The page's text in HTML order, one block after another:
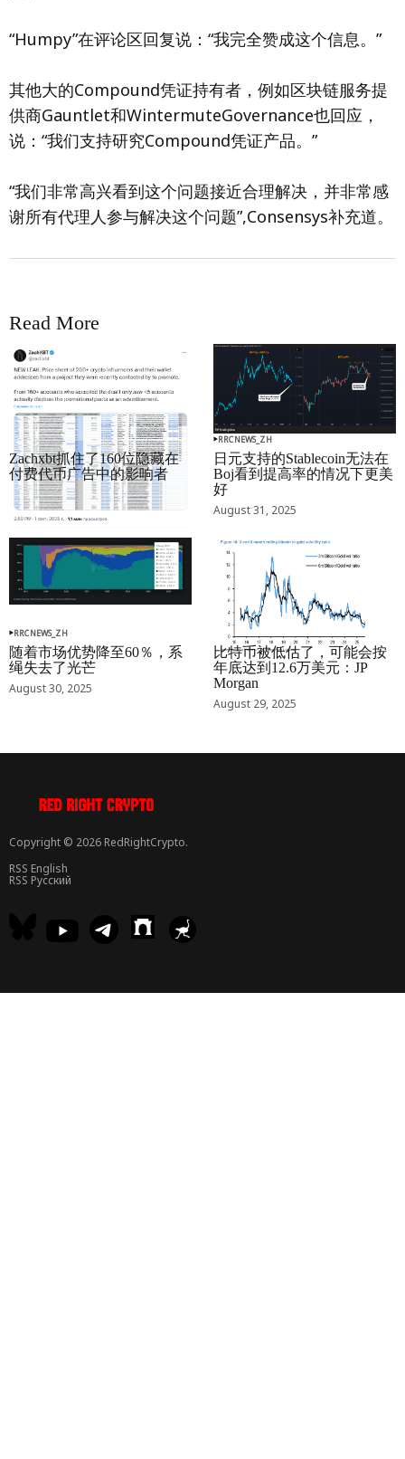
“Humpy”在评论区回复说：“我完全赞成这个信息。”
其他大的Compound凭证持有者，例如区块链服务提
供商Gauntlet和WintermuteGovernance也回应，
说：“我们支持研究Compound凭证产品。”
“我们非常高兴看到这个问题接近合理解决，并非常感
谢所有代理人参与解决这个问题”,Consensys补充道。
Read More
RRCNEWS_ZH
Zachxbt抓住了160位隐藏在
付费代币广告中的影响者
September 01, 2025
RRCNEWS_ZH
日元支持的Stablecoin无法在
Boj看到提高率的情况下更美
好
August 31, 2025
RRCNEWS_ZH
随着市场优势降至60％，系
绳失去了光芒
August 30, 2025
RRCNEWS_ZH
比特币被低估了，可能会按
年底达到12.6万美元：JP
Morgan
August 29, 2025
Copyright © 2026 RedRightCrypto.
RSS English
RSS Русский